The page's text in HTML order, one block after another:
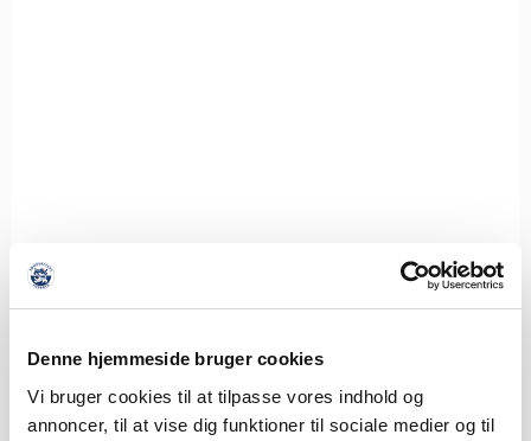
Denne hjemmeside bruger cookies
Vi bruger cookies til at tilpasse vores indhold og
annoncer, til at vise dig funktioner til sociale medier og til
TAG MED PÅ UDEBANETUR TIL BRØNDBY FOR KUN
5. AUGUST 2026
Mandag den 17. august venter næste udekamp for de
lyseblå, når turen går til Brøndby